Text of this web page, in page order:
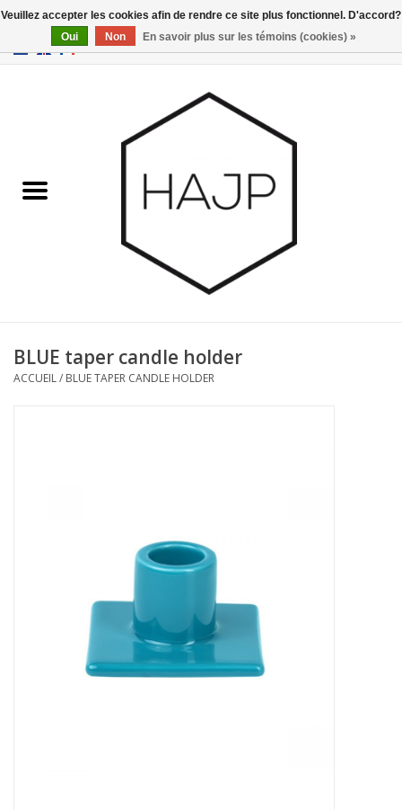
EUR/GBP 0 Articles - €0,00
Gadgets
BLUE taper candle holder
ACCUEIL/ BLUE TAPER CANDLE HOLDER
Veuillez accepter les cookies afin de rendre ce site plus fonctionnel. D'accord?
Oui
Non En savoir plus sur les témoins (cookies) »